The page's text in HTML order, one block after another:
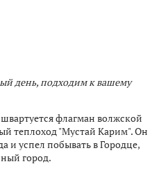
день, подходим к вашему
флагман волжской
теплоход "Мустай Карим". Он
и успел побывать в Городце,
город.